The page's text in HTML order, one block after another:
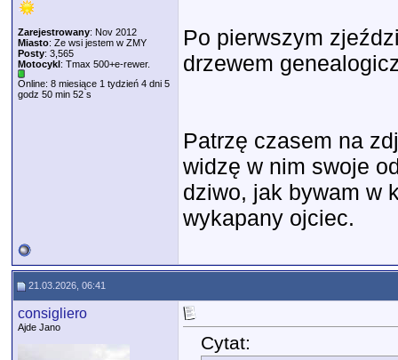
Zarejestrowany: Nov 2012
Miasto: Ze wsi jestem w ZMY
Posty: 3,565
Motocykl: Tmax 500+e-rewer.
Online: 8 miesiące 1 tydzień 4 dni 5
godz 50 min 52 s
Po pierwszym
drzewem
Patrzę czasem na
widzę w nim swoje
dziwo, jak bywam w
wykapany ojciec.
21.03.2026, 06:41
consigliero
Ajde Jano
Cytat: